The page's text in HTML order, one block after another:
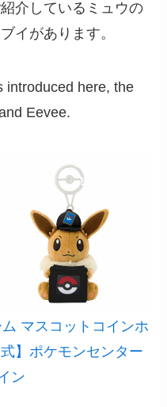
介しているミュウの
イがあります。
introduced here, the
Eevee.
マスコットコインホ
】ポケモンセンター
ン